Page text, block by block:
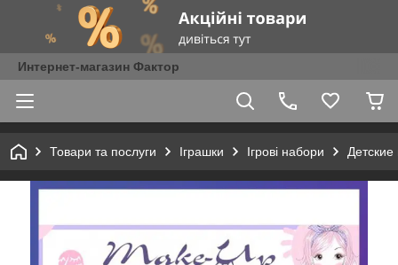
Интернет-магазин Фактор
Товари та послуги Іграшки Ігрові набори